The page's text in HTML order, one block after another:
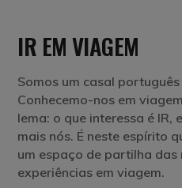
IR EM VIAGEM
Somos um casal
Conhecemo-nos em
lema: o que interessa é IR,
mais nós. É neste espírito
um espaço de partilha das
experiências em viagem.